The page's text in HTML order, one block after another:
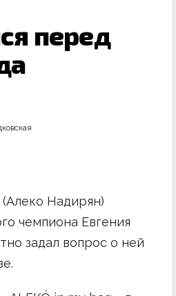
перед
Надирян)
чемпиона Евгения
задал вопрос о ней